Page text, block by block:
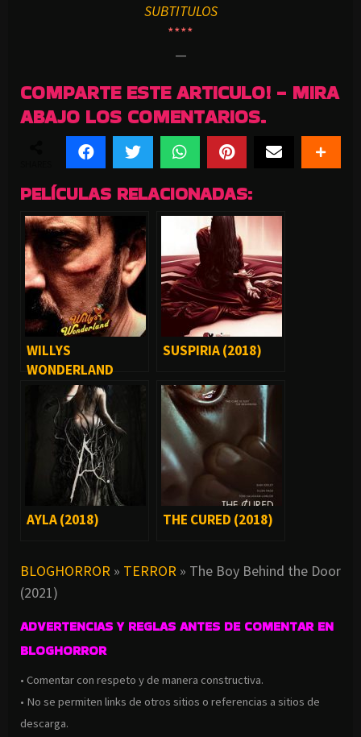
SUBTITULOS
****
—
COMPARTE ESTE ARTICULO! - MIRA
ABAJO LOS COMENTARIOS.
PELÍCULAS RELACIONADAS:
WILLYS
WONDERLAND
SUSPIRIA (2018)
AYLA (2018) THE CURED (2018)
BLOGHORROR » TERROR » The Boy Behind the Door
(2021)
ADVERTENCIAS Y REGLAS ANTES DE COMENTAR EN
BLOGHORROR
• Comentar con respeto y de manera constructiva.
• No se permiten links de otros sitios o referencias a sitios de
descarga.